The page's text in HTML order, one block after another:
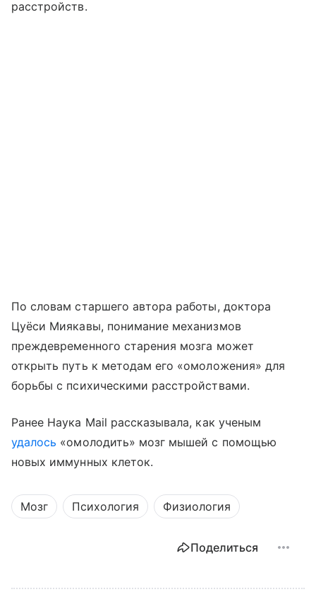
расстройств.
По словам старшего автора работы, доктора
Цуёси Миякавы, понимание механизмов
преждевременного старения мозга может
открыть путь к методам его «омоложения» для
борьбы с психическими расстройствами.
Ранее Наука Mail рассказывала, как ученым
удалось «омолодить» мозг мышей с помощью
новых иммунных клеток.
Мозг Психология Физиология
Поделиться